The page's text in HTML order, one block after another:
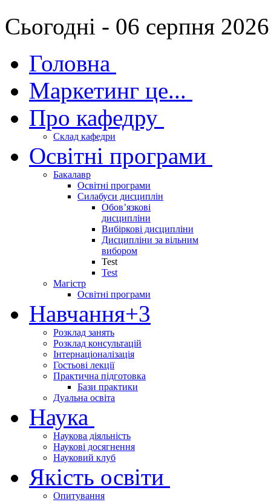
Сьогодні - 06 серпня
Головна
Маркетинг це...
Про кафедру
Склад кафедри
Освітні програми
Бакалавр
Освітні програми
Силабуси дисциплін
Обов’язкові
дисципліни
Вибіркові дисципліни
Дисципліни за вільним
вибором
Test
Test
Магістр
Освітні програми
Навчання+3
Розклад занять
Розклад консультацій
Інтернаціоналізація
Гостьові лекції
Практична підготовка
Бази практики
Дуальна освіта
Наука
Наукова діяльність
Наукові досягнення
Науковий клуб
Якість освіти
Опитування